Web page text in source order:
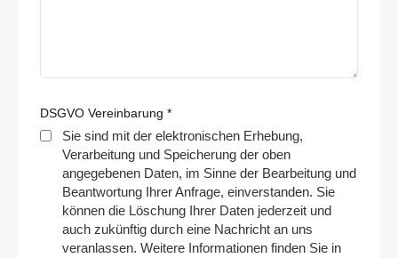
DSGVO Vereinbarung *
Sie sind mit der elektronischen Erhebung,
Verarbeitung und Speicherung der oben
angegebenen Daten, im Sinne der Bearbeitung und
Beantwortung Ihrer Anfrage, einverstanden. Sie
können die Löschung Ihrer Daten jederzeit und
auch zukünftig durch eine Nachricht an uns
veranlassen. Weitere Informationen finden Sie in